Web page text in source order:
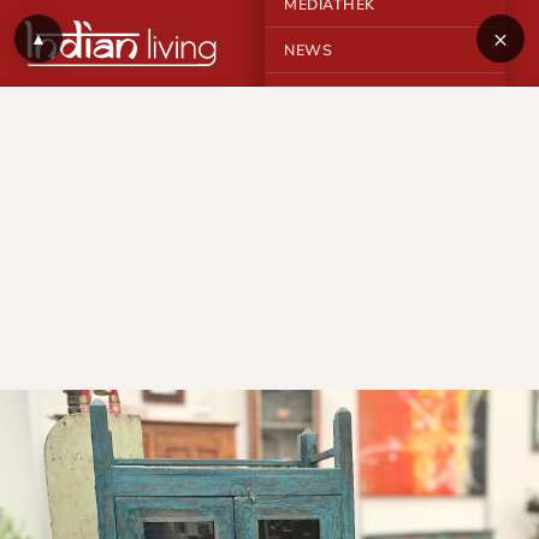
MEDIATHEK
NEWS ×
▲